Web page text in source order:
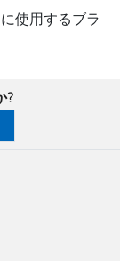
使用するブラ
?